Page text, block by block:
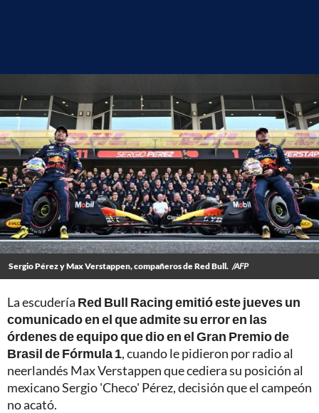
Sergio Pérez y Max Verstappen, compañeros de Red Bull. /AFP
La escudería Red Bull Racing emitió este jueves un
comunicado en el que admite su error en las
órdenes de equipo que dio en el Gran Premio de
Brasil de Fórmula 1, cuando le pidieron por radio al
neerlandés Max Verstappen que cediera su posición al
mexicano Sergio 'Checo' Pérez, decisión que el campeón
no acató.